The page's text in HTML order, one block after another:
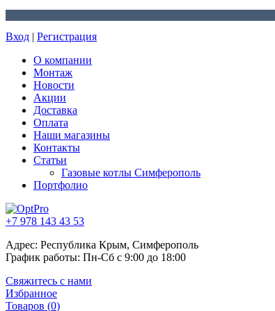
Вход | Регистрация
О компании
Монтаж
Новости
Акции
Доставка
Оплата
Наши магазины
Контакты
Статьи
Газовые котлы Симферополь
Портфолио
+7 978 143 43 53
Адрес: Республика Крым, Симферополь
График работы: Пн-Сб с 9:00 до 18:00
Свяжитесь с нами
Избранное
Товаров (0)